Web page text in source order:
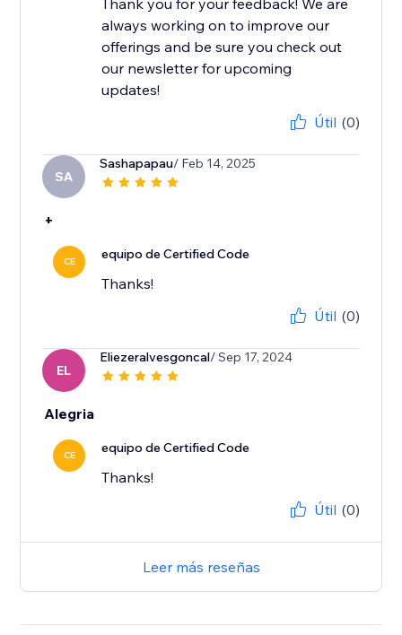
Thank you for your feedback! We are
always working on to improve our
offerings and be sure you check out
our newsletter for upcoming
updates!
Útil (0)
SA
Sashapapau/ Feb 14, 2025
+
CE equipo de Certified Code
Thanks!
Útil (0)
EL
Eliezeralvesgoncal/ Sep 17, 2024
Alegria
CE equipo de Certified Code
Thanks!
Útil (0)
Leer más reseñas